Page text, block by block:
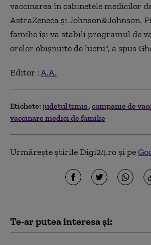
vaccinarea în cabinetele medicilor
AstraZeneca și Johnson&Johnson.
familie își va stabili programul de
orelor obișnuite de lucru", a spus
Editor :A.A.
Etichete: judetul timis campanie de
vaccinare medici de familie
Urmărește știrile Digi24.ro și pe
Te-ar putea interesa și: